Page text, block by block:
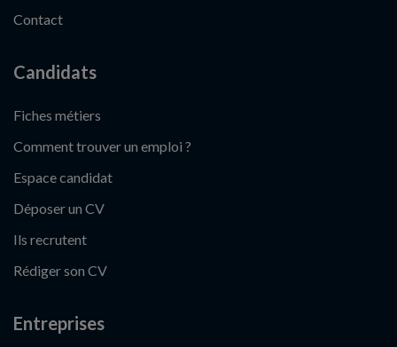
Contact
Candidats
Fiches métiers
Comment trouver un emploi ?
Espace candidat
Déposer un CV
Ils recrutent
Rédiger son CV
Entreprises